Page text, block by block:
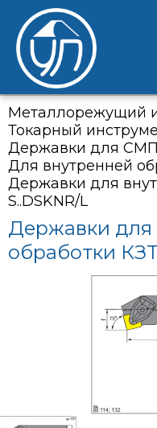
Металлорежущий
Токарный
Державки для СМП
Для внутренней
Державки для
S..DSKNR/L
Державки для
обработки